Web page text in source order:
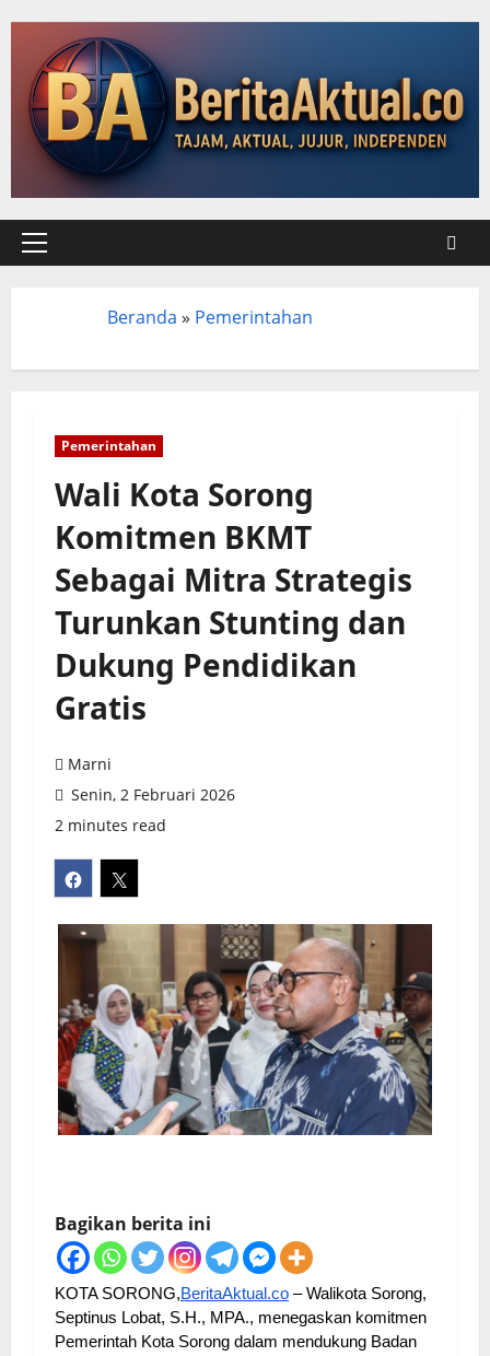
Beranda » Pemerintahan
Pemerintahan
Wali Kota Sorong
Komitmen BKMT
Sebagai Mitra Strategis
Turunkan Stunting dan
Dukung Pendidikan
Gratis
Marni
Senin, 2 Februari 2026
2 minutes read
Bagikan berita ini
KOTA SORONG,BeritaAktual.co – Walikota Sorong,
Septinus Lobat, S.H., MPA., menegaskan komitmen
Pemerintah Kota Sorong dalam mendukung Badan